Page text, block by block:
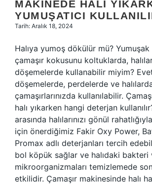
MAKINEDE HALI
YUMUŞATICI
Tarih: Aralık 18, 2024
Halıya yumoş dökülür mü?
çamaşır kokusunu koltuklarda,
döşemelerde kullanabilir miyim?
döşemelerde, perdelerde ve
çamaşırlarınızda kullanılabilir.
halı yıkarken hangi deterjan
arasında halılarınızı gönül
için önerdiğimiz Fakir Oxy Power,
Promax adlı deterjanları tercih
bol köpük sağlar ve halıdaki bakteri
mikroorganizmaları temizlemede
etkilidir. Çamaşır makinesinde halı